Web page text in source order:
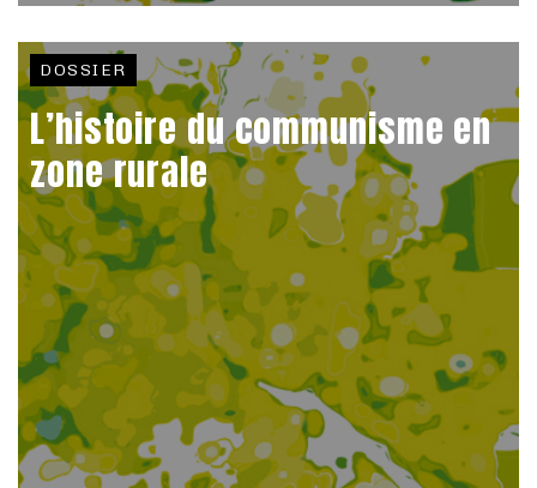
DOSSIER
L’histoire du communisme en
zone rurale